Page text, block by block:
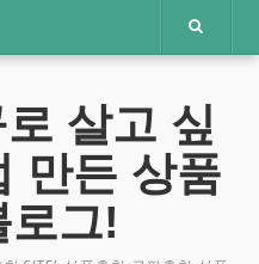
살고 싶
만든 상품
로그!